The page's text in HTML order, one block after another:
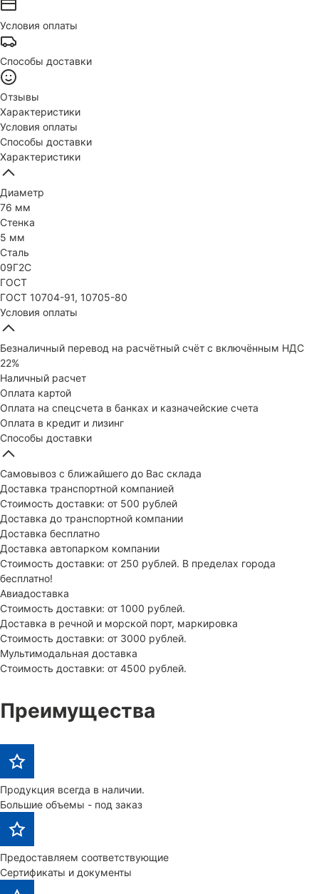
Условия оплаты
Способы доставки
Отзывы
Характеристики
Условия оплаты
Способы доставки
Характеристики
Диаметр
76 мм
Стенка
5 мм
Сталь
09Г2С
ГОСТ
ГОСТ 10704-91, 10705-80
Условия оплаты
Безналичный перевод на расчётный счёт с включённым НДС
22%
Наличный расчет
Оплата картой
Оплата на спецсчета в банках и казначейские счета
Оплата в кредит и лизинг
Способы доставки
Самовывоз с ближайшего до Вас склада
Доставка транспортной компанией
Стоимость доставки: от 500 рублей
Доставка до транспортной компании
Доставка бесплатно
Доставка автопарком компании
Стоимость доставки: от 250 рублей. В пределах города
бесплатно!
Авиадоставка
Стоимость доставки: от 1000 рублей.
Доставка в речной и морской порт, маркировка
Стоимость доставки: от 3000 рублей.
Мультимодальная доставка
Стоимость доставки: от 4500 рублей.
Преимущества
Продукция всегда в наличии.
Большие объемы - под заказ
Предоставляем соответствующие
Сертификаты и документы